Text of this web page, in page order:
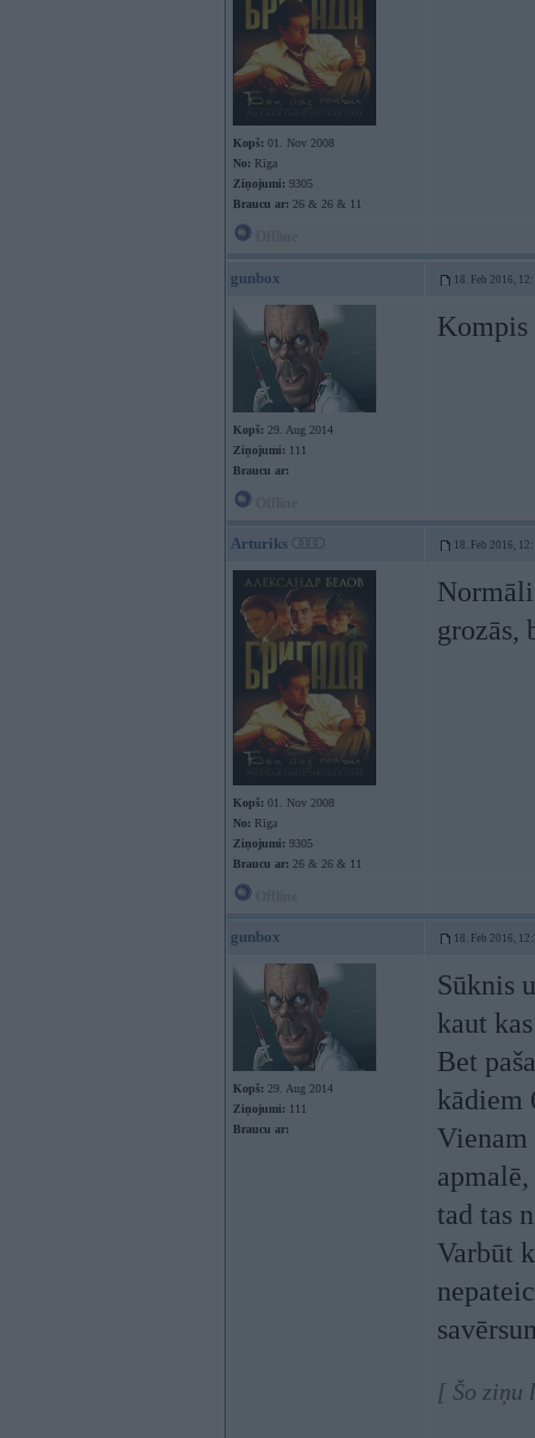
Kopš: 01. Nov 2008
No: Rīga
Ziņojumi: 9305
Braucu ar: 26 & 26 & 11
gunbox 18. Feb 2016,
Kopš: 29. Aug 2014
Ziņojumi: 111
Braucu ar:
Kompis
Arturiks 18. Feb 2016,
Kopš: 01. Nov 2008
No: Rīga
Ziņojumi: 9305
Braucu ar: 26 & 26 & 11
grozās,
gunbox 18. Feb 2016,
Kopš: 29. Aug 2014
Ziņojumi: 111
Braucu ar:
Sūknis
kaut
Bet
kādiem
Vienam
tad tas
Varbūt
[ Šo ziņu